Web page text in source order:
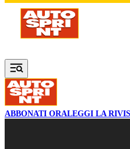
Vai al contenuto principale
ABBONATI ORALEGGI LA